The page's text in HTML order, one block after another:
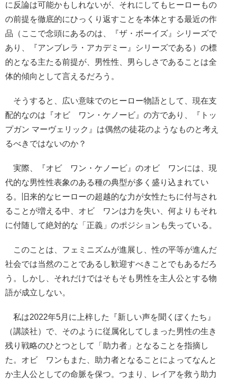
に反論は可能かもしれないが、それにしてもヒーローもの
の前提を徹底的にひっくり返すことを本体とする最近の作
品（ここで念頭にあるのは、『ザ・ボーイズ』シリーズで
あり、『アンブレラ・アカデミー』シリーズである）の標
的となる主たる前提が、男性性、男らしさであることは全
体的傾向として言えるだろう。
そうすると、広い意味でのヒーロー物語として、現在支
配的なのは『オビ゠ワン・ケノービ』の方であり、『トッ
プガン マーヴェリック』は偶然の徒花のようなものと考え
るべきではないのか？
実際、『オビ゠ワン・ケノービ』のオビ゠ワンには、現
代的な男性性表象のある種の典型が多く盛り込まれてい
る。旧来的なヒーローの超越的な力が女性たちに付与され
ることが増える中、オビ゠ワンは力を失い、何よりもそれ
に付随して絶対的な「正義」のポジションも失っている。
このことは、フェミニズムが進展し、性の平等が進んだ
社会では当然のことであるし歓迎すべきことでもあるだろ
う。しかし、それだけではそもそも男性を主人公とする物
語が成立しない。
私は2022年5月に上梓した『新しい声を聞くぼくたち』
（講談社）で、そのように従属化してしまった男性の生き
残り戦略のひとつとして「助力者」となることを指摘し
た。オビ゠ワンもまた、助力者となることによってなんと
か主人公としての命脈を保つ。つまり、レイアを救う助力